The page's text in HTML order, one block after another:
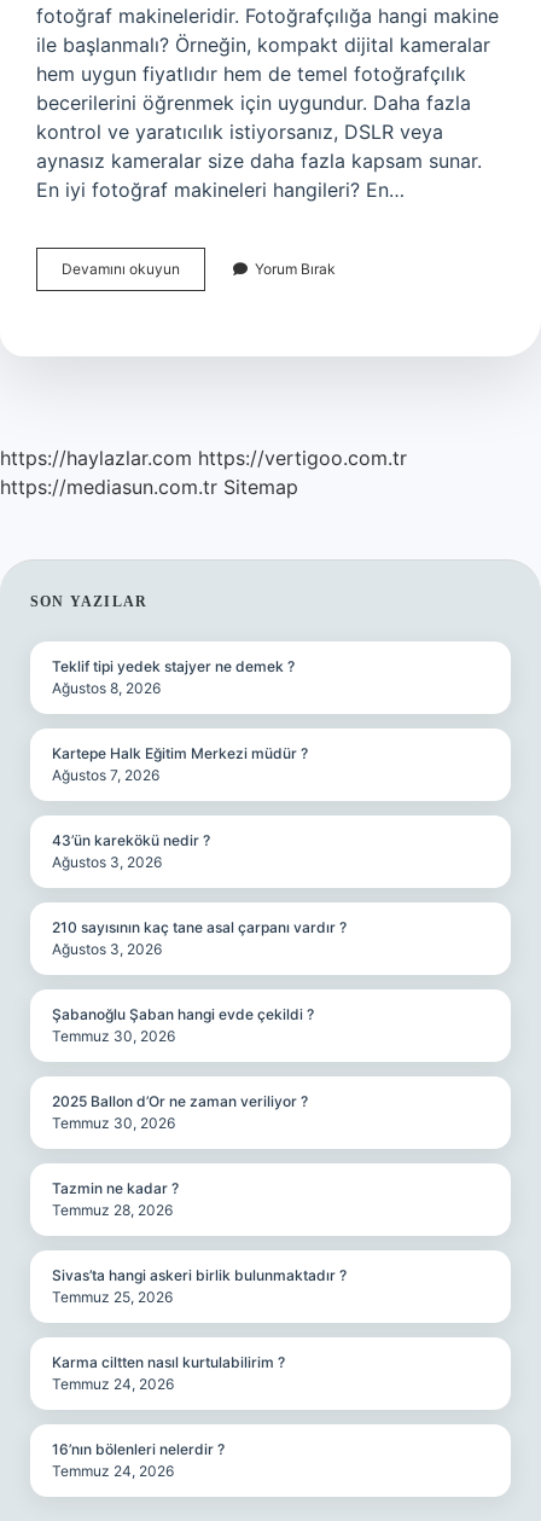
fotoğraf makineleridir. Fotoğrafçılığa hangi makine
ile başlanmalı? Örneğin, kompakt dijital kameralar
hem uygun fiyatlıdır hem de temel fotoğrafçılık
becerilerini öğrenmek için uygundur. Daha fazla
kontrol ve yaratıcılık istiyorsanız, DSLR veya
aynasız kameralar size daha fazla kapsam sunar.
En iyi fotoğraf makineleri hangileri? En…
Devamını okuyun Fotoğraf
Makinesi
Yorum Bırak
https://haylazlar.com https://vertigoo.com.tr
https://mediasun.com.tr Sitemap
SIDEBAR
SON YAZILAR
Teklif tipi yedek stajyer ne demek ?
Ağustos 8, 2026
Kartepe Halk Eğitim Merkezi müdür ?
Ağustos 7, 2026
43’ün karekökü nedir ?
Ağustos 3, 2026
210 sayısının kaç tane asal çarpanı vardır ?
Ağustos 3, 2026
Şabanoğlu Şaban hangi evde çekildi ?
Temmuz 30, 2026
2025 Ballon d’Or ne zaman veriliyor ?
Temmuz 30, 2026
Tazmin ne kadar ?
Temmuz 28, 2026
Sivas’ta hangi askeri birlik bulunmaktadır ?
Temmuz 25, 2026
Karma ciltten nasıl kurtulabilirim ?
Temmuz 24, 2026
16’nın bölenleri nelerdir ?
Temmuz 24, 2026